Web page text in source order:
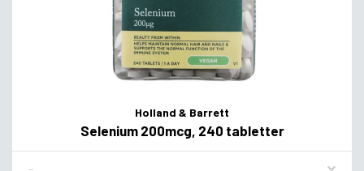
Holland & Barrett
Selenium 200mcg, 240 tabletter